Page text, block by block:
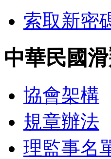
索取新密
中華民國
協會架構
規章辦法
理監事名